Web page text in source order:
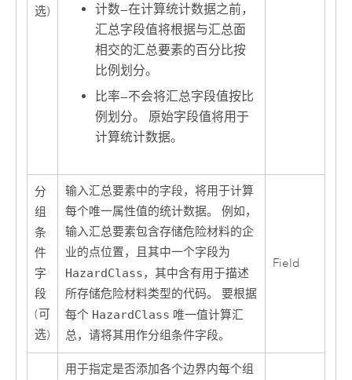
选)
计数—在计算统计数据之前，
汇总字段值将根据与汇总面
相交的汇总要素的百分比按
比例划分。
比率—不会将汇总字段值按比
例划分。 原始字段值将用于
计算统计数据。
分
组
条
件
字
段
(可
选)
输入汇总要素中的字段，将用于计算
每个唯一属性值的统计数据。 例如，
输入汇总要素包含存储危险材料的企
业的点位置，且其中一个字段为
HazardClass，其中含有用于描述
所存储危险材料类型的代码。 要根据
每个 HazardClass 唯一值计算汇
总，请将其用作分组条件字段。
Field
用于指定是否添加各个边界内每个组